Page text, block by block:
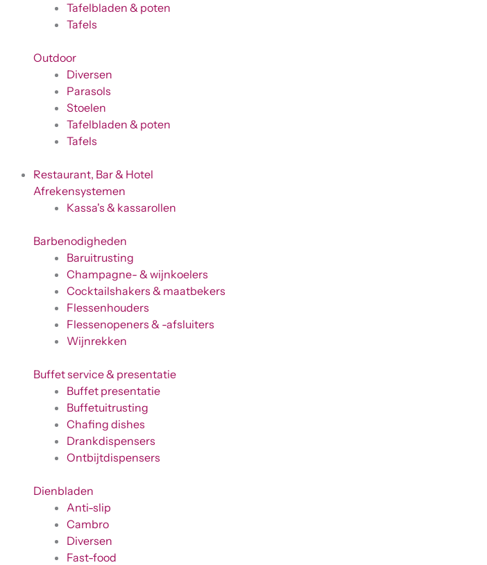
Tafelbladen & poten
Tafels
Outdoor
Diversen
Parasols
Stoelen
Tafelbladen & poten
Tafels
Restaurant, Bar & Hotel
Afrekensystemen
Kassa's & kassarollen
Barbenodigheden
Baruitrusting
Champagne- & wijnkoelers
Cocktailshakers & maatbekers
Flessenhouders
Flessenopeners & -afsluiters
Wijnrekken
Buffet service & presentatie
Buffet presentatie
Buffetuitrusting
Chafing dishes
Drankdispensers
Ontbijtdispensers
Dienbladen
Anti-slip
Cambro
Diversen
Fast-food